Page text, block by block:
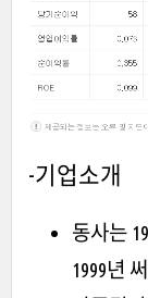
-기업소개
동사는
1999년